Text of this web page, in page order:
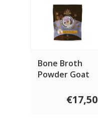
Bone Broth
Powder Goat
€17,50